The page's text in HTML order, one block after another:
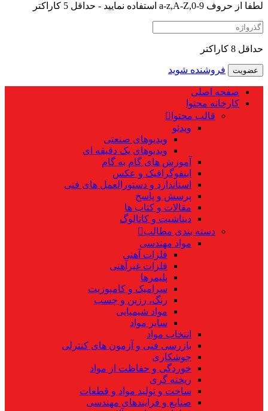
لطفا از حروف a-z,A-Z,0-9 استفاده نمایید - حداقل 5 کاراکتر
حداقل 8 کاراکتر
فروشنده شوید
صفحه اصلی
کارخانه محتوا
قالب محتوا
ویدئو
ویدیوهای صنعتی
ویدیوهای یک دقیقه ای
آموزش های گام به گام
اینفوگرافیک و عکس
استاندارد و دستورالعمل های فنی
پرسش و پاسخ
مقالات و کتاب ها
دیتاشیت و کاتالوگ
دسته بندی مطالب
مواد مهندسی
فلزات آهنی
فلزات غیرآهنی
پلیمرها
سرامیک و کامپوزیت
رنگ، رزین و چسب
مواد شیمیایی
سایر مواد
انتخاب مواد
بازرسی فنی و آزمون های کنترلی
جوشکاری
خوردگی و حفاظت از مواد
ریخته گری
ساخت و تولید مواد و قطعات
صنایع و فرایندهای مهندسی